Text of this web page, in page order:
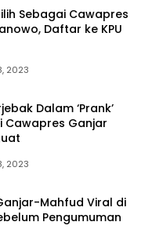
Sebagai Cawapres
Daftar ke KPU
2023
Dalam ‘Prank’
Cawapres Ganjar
2023
Mahfud Viral di
Pengumuman